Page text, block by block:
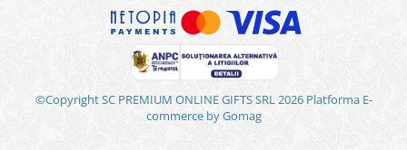
©Copyright SC PREMIUM ONLINE GIFTS SRL 2026 Platforma E-
commerce by Gomag